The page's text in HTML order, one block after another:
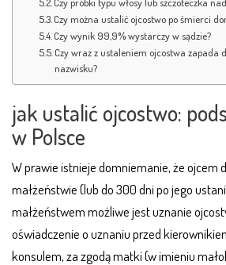
Czy można ustalić ojcostwo po śmierci
Czy wynik 99,9% wystarczy w sądzie?
Czy wraz z ustaleniem ojcostwa zapada
nazwisku?
jak ustalić ojcostwo:
w Polsce
W prawie istnieje domniemanie, że ojcem
małżeństwie (lub do 300 dni po jego
małżeństwem możliwe jest uznanie
oświadczenie o uznaniu przed
konsulem, za zgodą matki (w imieniu